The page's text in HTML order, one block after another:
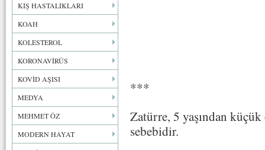
KIŞ HASTALIKLARI
KOAH
KOLESTEROL
KORONAVİRÜS
KOVİD AŞISI
MEDYA
MEHMET ÖZ
MODERN HAYAT
***
Zatürre, 5 yaşından
sebebidir.